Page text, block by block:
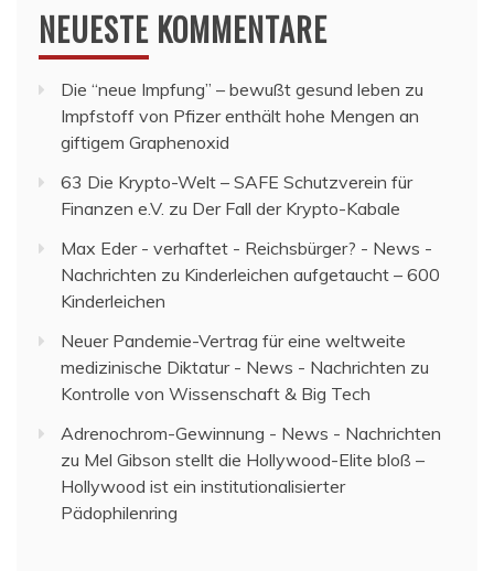
NEUESTE KOMMENTARE
Die “neue Impfung” – bewußt gesund leben zu
Impfstoff von Pfizer enthält hohe Mengen an
giftigem Graphenoxid
63 Die Krypto-Welt – SAFE Schutzverein für
Finanzen e.V. zu Der Fall der Krypto-Kabale
Max Eder - verhaftet - Reichsbürger? - News -
Nachrichten zu Kinderleichen aufgetaucht – 600
Kinderleichen
Neuer Pandemie-Vertrag für eine weltweite
medizinische Diktatur - News - Nachrichten zu
Kontrolle von Wissenschaft & Big Tech
Adrenochrom-Gewinnung - News - Nachrichten
zu Mel Gibson stellt die Hollywood-Elite bloß –
Hollywood ist ein institutionalisierter
Pädophilenring